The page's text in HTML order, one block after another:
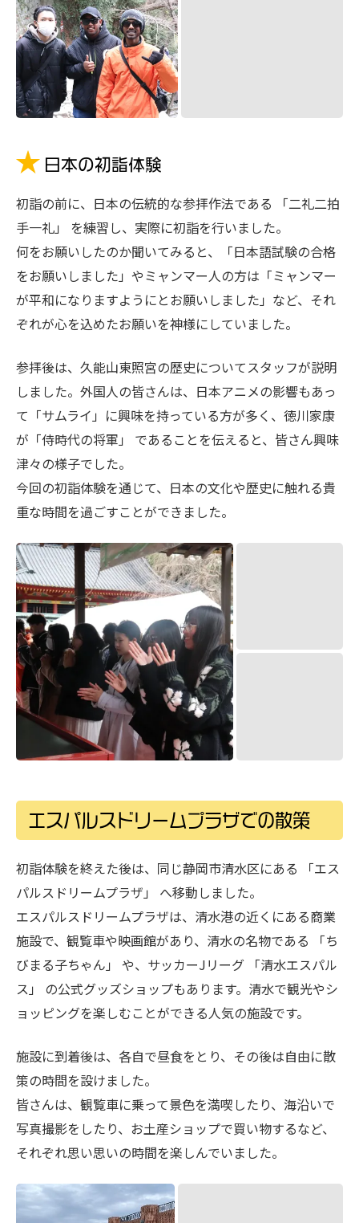
日本の初詣体験
初詣の前に、日本の伝統的な参拝作法である 「二礼二拍
手一礼」 を練習し、実際に初詣を行いました。
何をお願いしたのか聞いてみると、「日本語試験の合格
をお願いしました」やミャンマー人の方は「ミャンマー
が平和になりますようにとお願いしました」など、それ
ぞれが心を込めたお願いを神様にしていました。
しました。外国人の皆さんは、日本アニメの影響もあっ
て「サムライ」に興味を持っている方が多く、徳川家康
が「侍時代の将軍」 であることを伝えると、皆さん興味
津々の様子でした。
今回の初詣体験を通じて、日本の文化や歴史に触れる貴
重な時間を過ごすことができました。
エスパルスドリームプラザでの散策
初詣体験を終えた後は、同じ静岡市清水区にある 「エス
施設で、観覧車や映画館があり、清水の名物である 「ち
びまる子ちゃん」 や、サッカーJリーグ 「清水エスパル
ス」 の公式グッズショップもあります。清水で観光やシ
ョッピングを楽しむことができる人気の施設です。
施設に到着後は、各自で昼食をとり、その後は自由に散
策の時間を設けました。
皆さんは、観覧車に乗って景色を満喫したり、海沿いで
写真撮影をしたり、お土産ショップで買い物するなど、